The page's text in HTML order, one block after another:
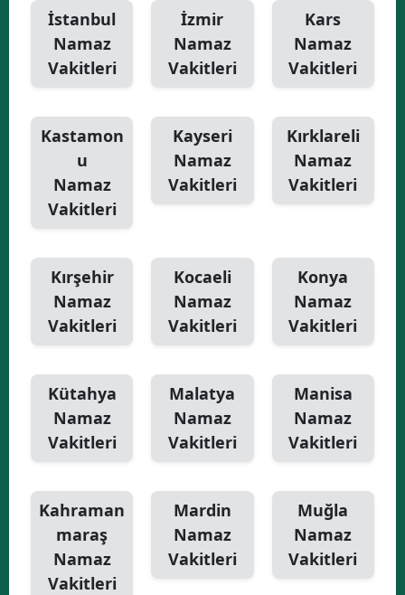
İstanbul
Namaz
Vakitleri
İzmir
Namaz
Vakitleri
Kars
Namaz
Vakitleri
Kastamon
u
Namaz
Vakitleri
Kayseri
Namaz
Vakitleri
Kırklareli
Namaz
Vakitleri
Kırşehir
Namaz
Vakitleri
Kocaeli
Namaz
Vakitleri
Konya
Namaz
Vakitleri
Kütahya
Namaz
Vakitleri
Malatya
Namaz
Vakitleri
Manisa
Namaz
Vakitleri
Kahraman
maraş
Namaz
Vakitleri
Mardin
Namaz
Vakitleri
Muğla
Namaz
Vakitleri